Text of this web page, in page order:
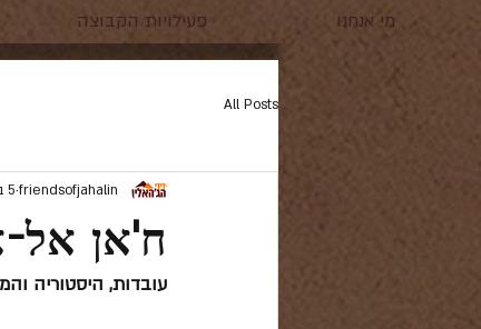
מי אנחנו פעילויות הקבוצה
All Posts
ח'אן אל-
friendsofjahalin 5 ביוני
עובדות, היסטוריה